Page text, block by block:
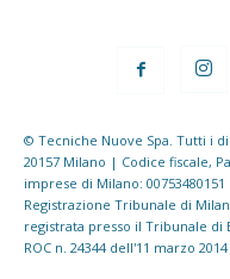
© Tecniche Nuove Spa. Tutti i
20157 Milano | Codice fiscale,
imprese di Milano: 00753480151
Registrazione Tribunale di
registrata presso il Tribunale di
ROC n. 24344 dell'11 marzo 2014